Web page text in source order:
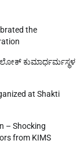
the
ಕುಮಾರ್ಧರ್ಮಸ್ಥಳ
at Shakti
– Shocking
from KIMS